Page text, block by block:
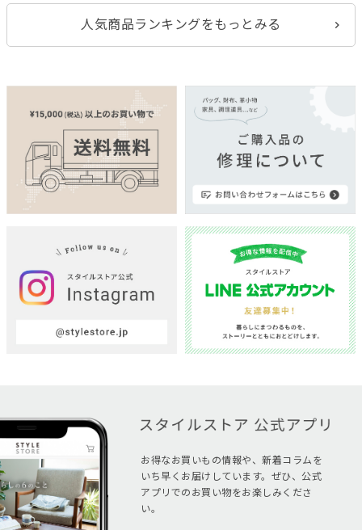
人気商品ランキングをもっとみる
お得なお買いもの情報や、新着コラムを
いち早くお届けしています。ぜひ、公式
アプリでのお買い物をお楽しみくださ
い。